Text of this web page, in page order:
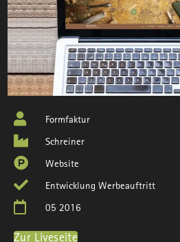
Formfaktur
Schreiner
Website
Entwicklung Werbeauftritt
05 2016
Zur Liveseite